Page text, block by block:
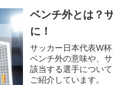
ベンチ外とは？
に！
サッカー日本代表W
ベンチ外の意味や、
該当する選手につい
ご紹介しています。